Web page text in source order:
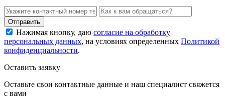
Нажимая кнопку, даю согласие на обработку
персональных данных, на условиях определенных Политикой
конфиденциальности.
Оставить заявку
Оставьте свои контактные данные и наш специалист свяжется
с вами